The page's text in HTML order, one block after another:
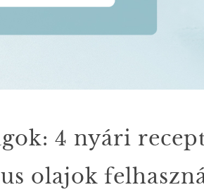
4 nyári
olajok